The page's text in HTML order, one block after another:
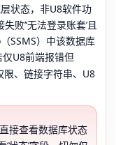
状态，非U8软件功
败’‘无法登录账套’且
SSMS）中该数据库
U8前端报错但
限、链接字符串、U8
接查看数据库状态